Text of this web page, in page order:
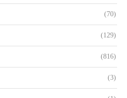
(70)
(129)
(816)
(3)